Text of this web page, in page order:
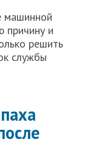
машинной
причину и
решить
службы